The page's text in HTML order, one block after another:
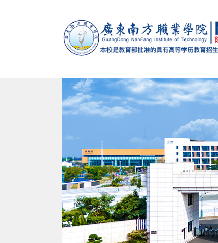
学校概况 校
党委组织部（党校） 党委
党政办公室（法制办公室）
教学督导办公室
学生处（心理健康教育与咨询中心）
退役军人服务
马克思主义学院 智能制造学院
招生办公室